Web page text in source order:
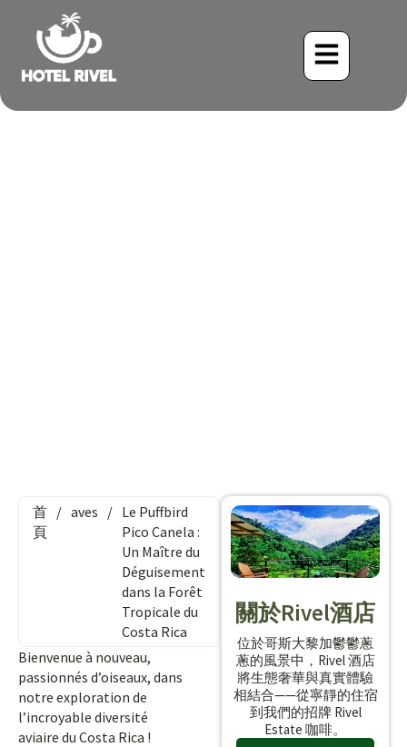
首
頁
/ aves / Le Puffbird
Pico Canela :
Un Maître du
Déguisement
dans la Forêt
Tropicale du
Costa Rica
Bienvenue à nouveau,
passionnés d’oiseaux, dans
notre exploration de
l’incroyable diversité
aviaire du Costa Rica !
關於Rivel酒店
位於哥斯大黎加鬱鬱蔥
蔥的風景中，Rivel 酒店
將生態奢華與真實體驗
相結合——從寧靜的住宿
到我們的招牌 Rivel
Estate 咖啡。